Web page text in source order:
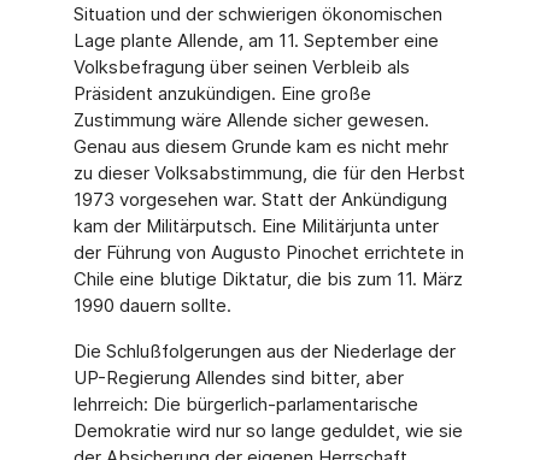
Situation und der schwierigen ökonomischen
Lage plante Allende, am 11. September eine
Volksbefragung über seinen Verbleib als
Präsident anzukündigen. Eine große
Zustimmung wäre Allende sicher gewesen.
Genau aus diesem Grunde kam es nicht mehr
zu dieser Volksabstimmung, die für den Herbst
1973 vorgesehen war. Statt der Ankündigung
kam der Militärputsch. Eine Militärjunta unter
der Führung von Augusto Pinochet errichtete in
Chile eine blutige Diktatur, die bis zum 11. März
1990 dauern sollte.
Die Schlußfolgerungen aus der Niederlage der
UP-Regierung Allendes sind bitter, aber
lehrreich: Die bürgerlich-parlamentarische
Demokratie wird nur so lange geduldet, wie sie